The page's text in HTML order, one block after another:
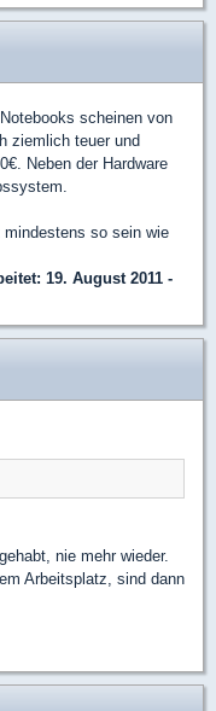
scheinen von
ziemlich teuer und
Neben der Hardware
mindestens so sein wie
19. August 2011 -
nie mehr wieder.
Arbeitsplatz, sind dann